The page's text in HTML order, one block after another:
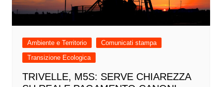
Ambiente e Territorio
Comunicati stampa
Transizione Ecologica
TRIVELLE, M5S: SERVE CHIAREZZA